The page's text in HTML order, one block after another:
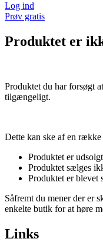
Log ind
Prøv gratis
Produktet er
Produktet du har forsøgt
tilgængeligt.
Dette kan ske af en
Produktet er udsolgt
Produktet sælges
Produktet er blevet
Såfremt du mener der er
enkelte butik for at høre
Links